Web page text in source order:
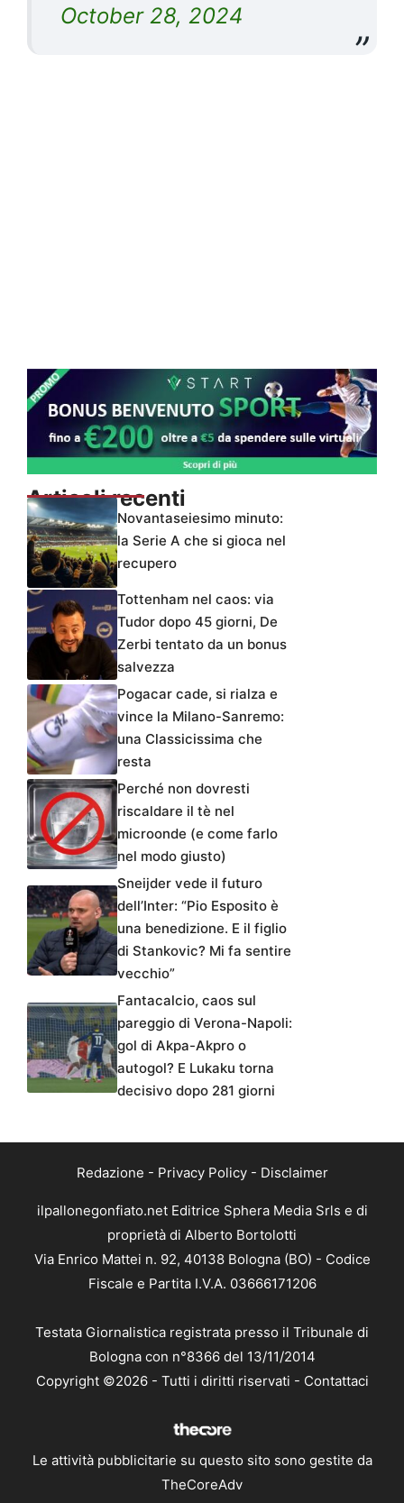
October 28, 2024
Articoli recenti
Novantaseiesimo minuto:
la Serie A che si gioca nel
recupero
Tottenham nel caos: via
Tudor dopo 45 giorni, De
Zerbi tentato da un bonus
salvezza
Pogacar cade, si rialza e
vince la Milano-Sanremo:
una Classicissima che
resta
Perché non dovresti
riscaldare il tè nel
microonde (e come farlo
nel modo giusto)
Sneijder vede il futuro
dell’Inter: “Pio Esposito è
una benedizione. E il figlio
di Stankovic? Mi fa sentire
vecchio”
Fantacalcio, caos sul
pareggio di Verona-Napoli:
gol di Akpa-Akpro o
autogol? E Lukaku torna
decisivo dopo 281 giorni
Redazione - Privacy Policy- Disclaimer
ilpallonegonfiato.net Editrice Sphera Media Srls e di
proprietà di Alberto Bortolotti
Via Enrico Mattei n. 92, 40138 Bologna (BO) - Codice
Fiscale e Partita I.V.A. 03666171206
Testata Giornalistica registrata presso il Tribunale di
Bologna con n°8366 del 13/11/2014
Copyright ©2026 - Tutti i diritti riservati - Contattaci
Le attività pubblicitarie su questo sito sono gestite da
TheCoreAdv